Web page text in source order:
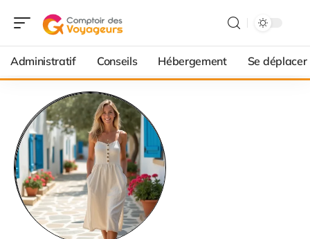
Administratif Conseils Hébergement Se déplacer